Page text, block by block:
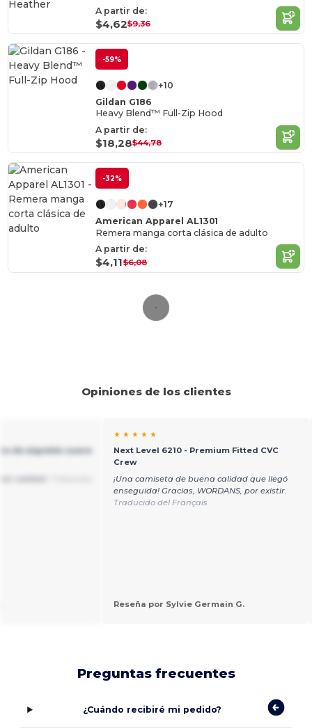
A partir de:
$4,62$9,36
-59%
+10
Gildan G186
Heavy Blend™ Full-Zip Hood
A partir de:
$18,28$44,78
-32%
+17
American Apparel AL1301
Remera manga corta clásica de adulto
A partir de:
$4,11$6,08
Opiniones de los clientes
de algodón suave
★ ★ ★ ★ ★
Next Level 6210 - Premium Fitted CVC
Crew
¡Una camiseta de buena calidad que llegó
enseguida! Gracias, WORDANS, por existir.
Traducido del Français
Reseña por Sylvie Germain G.
Preguntas frecuentes
¿Cuándo recibiré mi pedido?